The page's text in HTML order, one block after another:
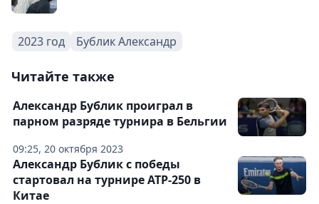
2023 год Бублик Александр
Читайте также
09:25, 20 октября 2023
Александр Бублик проиграл в
парном разряде турнира в Бельгии
Александр Бублик с победы
стартовал на турнире ATP-250 в
Китае